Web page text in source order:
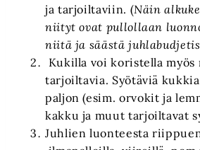
ja tarjoiltaviin. (Näin
niityt ovat pullollaan
niitä ja säästä
Kukilla voi koristella myös
tarjoiltavia. Syötäviä
paljon (esim. orvokit ja
kakku ja muut tarjoiltavat
Juhlien luonteesta